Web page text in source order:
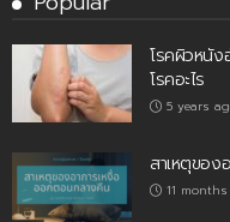
โรคผิวหนัง
โรคอะไร
5 years
สาเหตุขอ
11